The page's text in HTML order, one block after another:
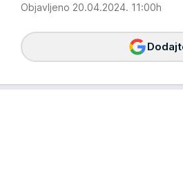
Objavljeno 20.04.2024. 11:00h